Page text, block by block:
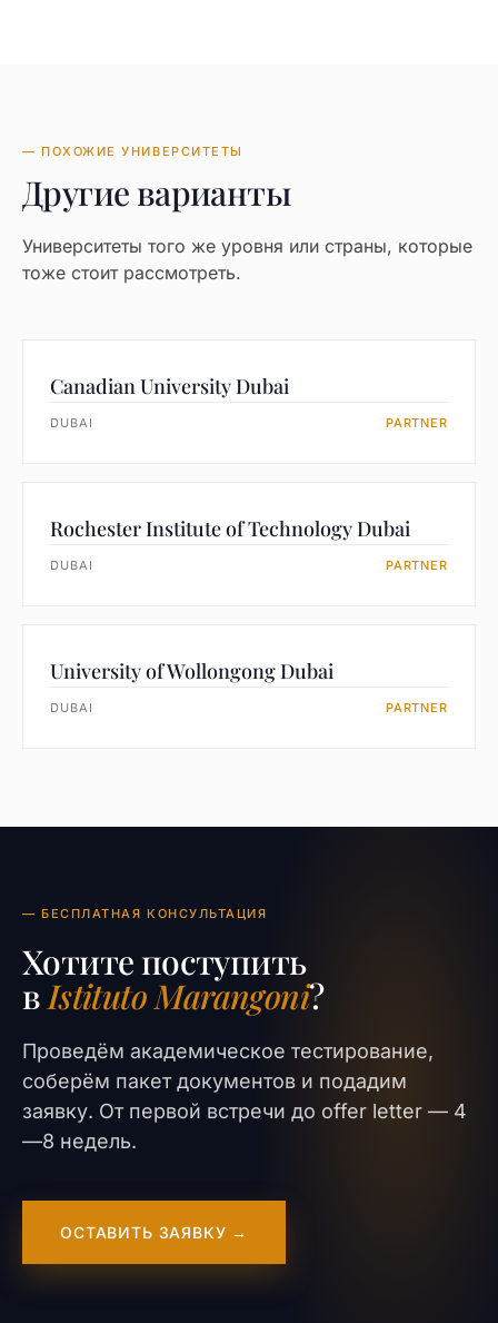
— ПОХОЖИЕ УНИВЕРСИТЕТЫ
Другие варианты
Университеты того же уровня или страны, которые
тоже стоит рассмотреть.
Canadian University Dubai
DUBAI PARTNER
Rochester Institute of Technology Dubai
DUBAI PARTNER
University of Wollongong Dubai
DUBAI PARTNER
— БЕСПЛАТНАЯ КОНСУЛЬТАЦИЯ
Хотите поступить
вIstituto Marangoni?
Проведём академическое тестирование,
соберём пакет документов и подадим
заявку. От первой встречи до offer letter — 4
—8 недель.
ОСТАВИТЬ ЗАЯВКУ →